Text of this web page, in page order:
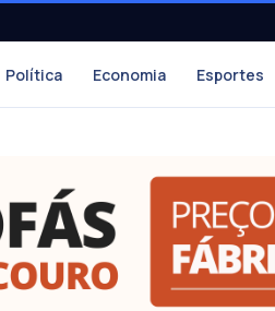
Política Economia Esportes